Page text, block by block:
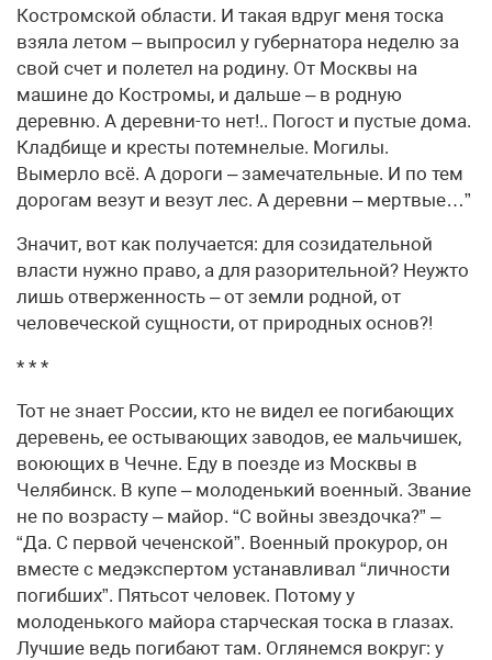
Костромской области. И такая вдруг меня тоска
взяла летом – выпросил у губернатора неделю за
свой счет и полетел на родину. От Москвы на
машине до Костромы, и дальше – в родную
деревню. А деревни-то нет!.. Погост и пустые дома.
Кладбище и кресты потемнелые. Могилы.
Вымерло всё. А дороги – замечательные. И по тем
дорогам везут и везут лес. А деревни – мертвые…”
Значит, вот как получается: для созидательной
власти нужно право, а для разорительной? Неужто
лишь отверженность – от земли родной, от
человеческой сущности, от природных основ?!
* * *
Тот не знает России, кто не видел ее погибающих
деревень, ее остывающих заводов, ее мальчишек,
воюющих в Чечне. Еду в поезде из Москвы в
Челябинск. В купе – молоденький военный. Звание
не по возрасту – майор. “С войны звездочка?” –
“Да. С первой чеченской”. Военный прокурор, он
вместе с медэкспертом устанавливал “личности
погибших”. Пятьсот человек. Потому у
молоденького майора старческая тоска в глазах.
Лучшие ведь погибают там. Оглянемся вокруг: у